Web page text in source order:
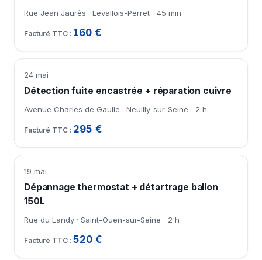
Rue Jean Jaurès · Levallois-Perret 45 min
160 €
24 mai
Détection fuite encastrée + réparation cuivre
Avenue Charles de Gaulle · Neuilly-sur-Seine 2 h
295 €
19 mai
Dépannage thermostat + détartrage ballon
150L
Rue du Landy · Saint-Ouen-sur-Seine 2 h
520 €